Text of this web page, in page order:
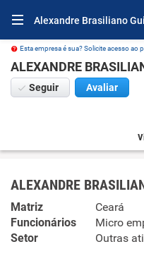
Alexandre Brasiliano
Esta empresa é sua? Solicite acesso ao
ALEXANDRE
Seguir Avaliar
ALEXANDRE
Matriz
Ceará
Funcionários
Micro
Setor
Outras